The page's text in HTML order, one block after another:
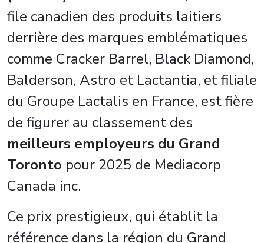
file canadien des produits laitiers
derrière des marques emblématiques
comme Cracker Barrel, Black Diamond,
Balderson, Astro et Lactantia, et filiale
du Groupe Lactalis en France, est fière
de figurer au classement des
meilleurs employeurs du Grand
Toronto pour 2025 de Mediacorp
Canada inc.
Ce prix prestigieux, qui établit la
référence dans la région du Grand